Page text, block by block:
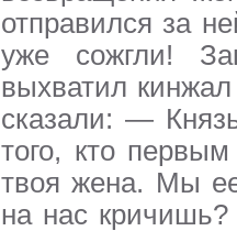
отправился за
уже сожгли!
выхватил
сказали: —
того, кто
твоя жена. Мы
на нас